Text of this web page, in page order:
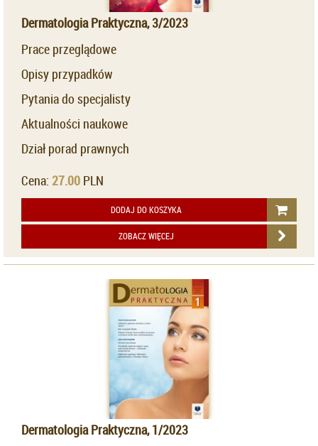
Dermatologia Praktyczna, 3/2023
Prace przeglądowe
Opisy przypadków
Pytania do specjalisty
Aktualności naukowe
Dział porad prawnych
Cena: 27.00 PLN
DODAJ DO KOSZYKA
ZOBACZ WIĘCEJ
Dermatologia Praktyczna, 1/2023